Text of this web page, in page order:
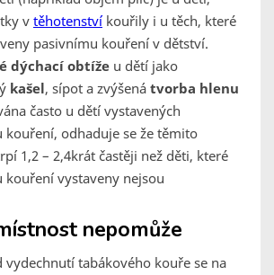
v těhotenstvíkouřily i u těch, které
pasivnímu kouření v dětství.
dýchací obtíže u dětí jako
kašel, sípot a zvýšená tvorba hlenu
často u dětí vystavených
kouření, odhaduje se že těmito
1,2 – 2,4krát častěji než děti, které
kouření vystaveny nejsou
nepomůže
vydechnutí tabákového kouře se na